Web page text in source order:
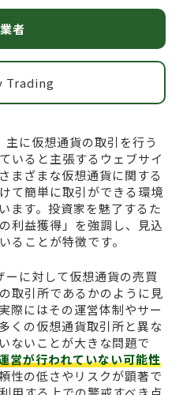
者
Trading
に仮想通貨の取引を行う
いると主張するウェブサイ
まざまな仮想通貨に関する
て簡単に取引ができる環境
ます。投資家を魅了するた
利益獲得」を強調し、見込
ることが特徴です。
に対して仮想通貨の売買
取引所であるかのように見
際にはその運営体制やサー
くの仮想通貨取引所と異な
ないことが大きな問題で
営が行われていない可能性
性の低さやリスクが顕著で